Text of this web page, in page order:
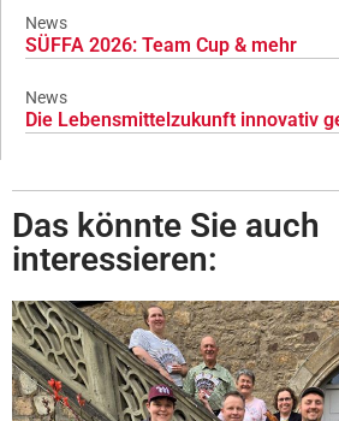
News
SÜFFA 2026: Team Cup & mehr
News
Die Lebensmittelzukunft innovativ
Das könnte Sie auch
interessieren: